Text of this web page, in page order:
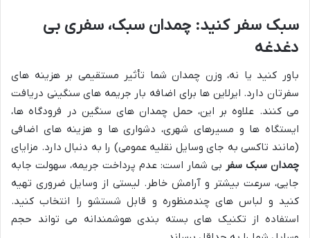
سبک سفر کنید: چمدان سبک، سفری بی
دغدغه
باور کنید یا نه، وزن چمدان شما تأثیر مستقیمی بر هزینه های
سفرتان دارد. ایرلاین ها برای اضافه بار جریمه های سنگینی دریافت
می کنند. علاوه بر این، حمل چمدان های سنگین در فرودگاه ها،
ایستگاه ها و مسیرهای شهری، دشواری ها و هزینه های اضافی
(مانند تاکسی به جای وسایل نقلیه عمومی) را به دنبال دارد. مزایای
چمدان سبک سفر بی شمار است: عدم پرداخت جریمه، سهولت جابه
جایی، سرعت بیشتر و آرامش خاطر. لیستی از وسایل ضروری تهیه
کنید و لباس های چندمنظوره و قابل شستشو را انتخاب کنید.
استفاده از تکنیک های بسته بندی هوشمندانه می تواند حجم